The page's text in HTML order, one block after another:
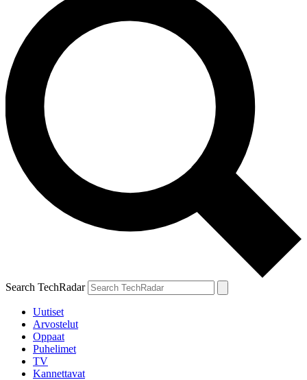
Search TechRadar
Uutiset
Arvostelut
Oppaat
Puhelimet
TV
Kannettavat